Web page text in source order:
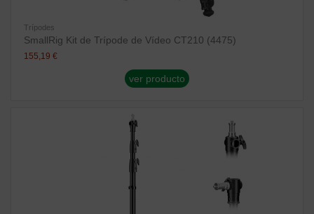
Trípodes
SmallRig Kit de Trípode de Vídeo CT210 (4475)
155,19 €
ver producto